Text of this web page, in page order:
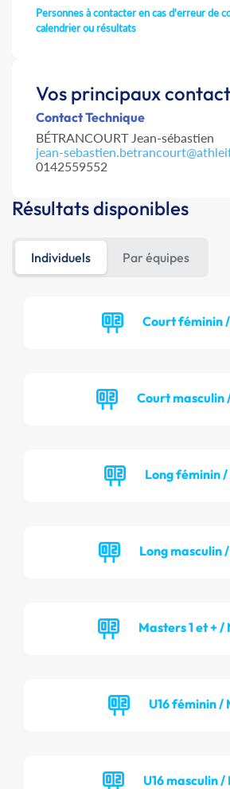
Personnes à contacter en cas d'erreur de
calendrier ou résultats
Vos principaux
Contact Technique
BÉTRANCOURT Jean-sébastien
jean-
0142559552
Résultats disponibles
Individuels Par équipes
Court féminin /
Court masculin
Long féminin /
Long masculin /
Masters 1 et + /
U16 féminin /
U16 masculin /